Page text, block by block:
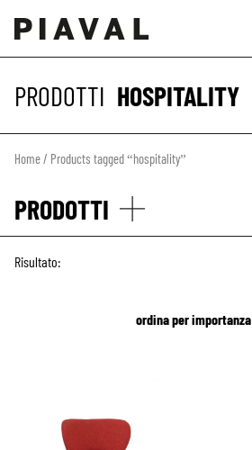
PRODOTTI HOSPITALITY
Home/ Products tagged “hospitality”
PRODOTTI
Risultato:
ordina per importanza